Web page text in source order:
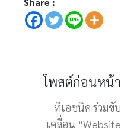
โพสต์ก่อนหน้า
ทีเอชนิค ร่วมขับ
เคลื่อน “Website